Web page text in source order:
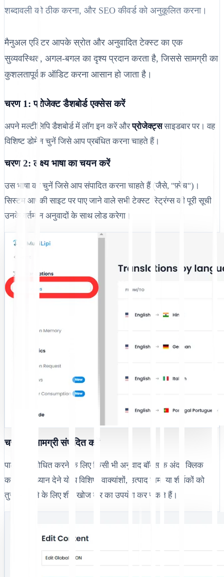
शब्दावली को ठीक करना, और SEO कीवर्ड को अनुकूलित करना।
मैनुअल एडिटर आपके स्रोत और अनुवादित टेक्स्ट का एक
सुव्यवस्थित, अगल-बगल का दृश्य प्रदान करता है, जिससे सामग्री का
कुशलतापूर्वक ऑडिट करना आसान हो जाता है।
चरण 1: प्रोजेक्ट डैशबोर्ड एक्सेस करें
अपने मल्टीलिपि डैशबोर्ड में लॉग इन करें औरप्रोजेक्ट्ससाइडबार पर। वह
विशिष्ट डोमेन चुनें जिसे आप प्रबंधित करना चाहते हैं।
चरण 2: लक्ष्य भाषा का चयन करें
उस भाषा को चुनें जिसे आप संपादित करना चाहते हैं (जैसे, "फ़्रेंच")।
सिस्टम आपकी साइट पर पाए जाने वाले सभी टेक्स्ट स्ट्रिंग्स की पूरी सूची
उनके वर्तमान अनुवादों के साथ लोड करेगा।
चरण 3: सामग्री संपादित करें
पाठ को संशोधित करने के लिए किसी भी अनुवाद बॉक्स के अंदर क्लिक
करें। आप ध्यान देने योग्य विशिष्ट वाक्यांशों, उत्पाद नामों या शीर्षकों को
तुरंत खोजने के लिए शीर्ष खोज बार का उपयोग कर सकते हैं।